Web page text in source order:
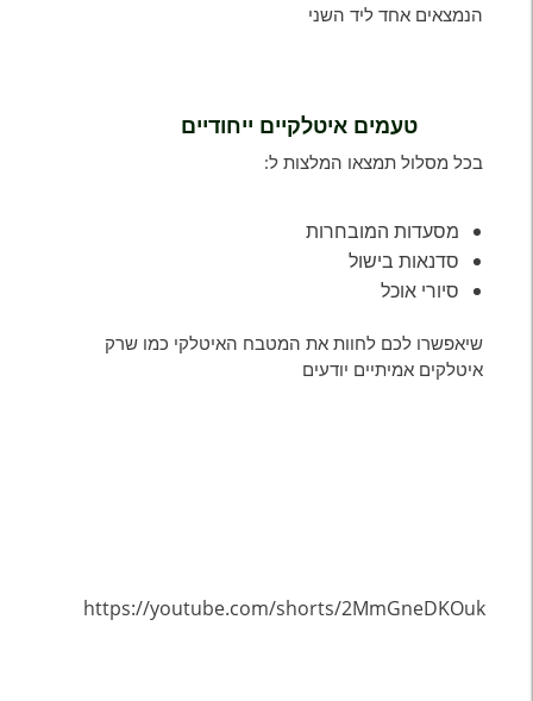
הנמצאים אחד ליד השני
טעמים איטלקיים ייחודיים
בכל מסלול תמצאו המלצות ל:
מסעדות המובחרות
סדנאות בישול
סיורי אוכל
שיאפשרו לכם לחוות את המטבח האיטלקי כמו שרק
איטלקים אמיתיים יודעים
https://youtube.com/shorts/2MmGneDKOuk